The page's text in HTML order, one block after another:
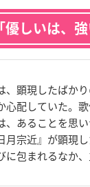
しいは、強
、顕現したばか
心配していた。
、あることを思
月宗近』が顕現
に包まれるなか